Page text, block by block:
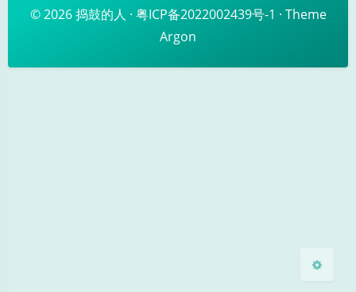
© 2026捣鼓的人 · 粤ICP备2022002439号-1 · Theme
Argon